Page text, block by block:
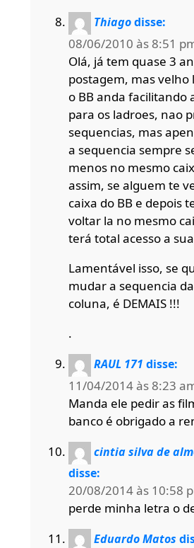
Thiago disse:
08/06/2010 às 8:51
Olá, já tem quase 3
postagem, mas
o BB anda facilitando
para os ladroes, nao
sequencias, mas
a sequencia sempre
menos no mesmo
assim, se alguem te
caixa do BB e depois
voltar la no mesmo
terá total acesso a
Lamentável isso, se
mudar a sequencia
coluna, é DEMAIS !!!
.
RAUL 171 disse:
11/04/2014 às 8:23
Manda ele pedir as
banco é obrigado a
cintia silva de
disse:
20/08/2014 às 10:58
perde minha letra o
Eduardo Matos